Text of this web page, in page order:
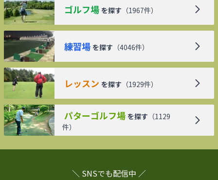
ゴルフ場 を探す （1967件）
練習場 を探す （4046件）
レッスン を探す （1929件）
パターゴルフ場 を探す （1129
件）
＼ SNSでも配信中 ／